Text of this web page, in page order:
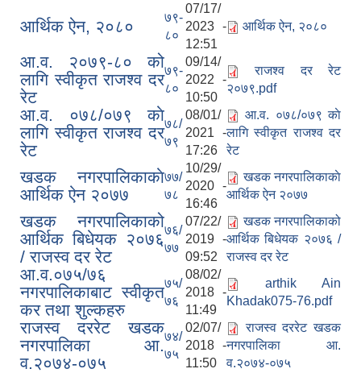
आर्थिक ऐन, २०८०
७९-
८०
07/17/
2023 -
12:51
आर्थिक ऐन, २०८०
आ.व. २०७९-८० को
लागि स्वीकृत राजश्व दर
रेट
७९-
८०
09/14/
2022 -
10:50
राजश्व दर रेट
२०७९.pdf
आ.व. ०७८/०७९ काे
लागि स्वीकृत राजश्व दर
रेट
७८/
७९
08/01/
2021 -
17:26
आ.व. ०७८/०७९ काे
लागि स्वीकृत राजश्व दर
रेट
खडक नगरपालिकाकाे
आर्थिक ए‍ेन २०७७
७७/
७८
10/29/
2020 -
16:46
खडक नगरपालिकाकाे
आर्थिक ए‍ेन २०७७
खडक नगरपालिकाको
आर्थिक बिधेयक २०७६
/ राजस्व दर रेट
७६/
७७
07/22/
2019 -
09:52
खडक नगरपालिकाको
आर्थिक बिधेयक २०७६ /
राजस्व दर रेट
आ.व.०७५/७६
नगरपालिकाबाट स्वीकृत
कर तथा शुल्कहरु
७५/
७६
08/02/
2018 -
11:49
arthik Ain
Khadak075-76.pdf
राजस्व दररेट खडक
नगरपालिका आ.
व.२०७४-०७५
७४/
७५
02/07/
2018 -
11:50
राजस्व दररेट खडक
नगरपालिका आ.
व.२०७४-०७५